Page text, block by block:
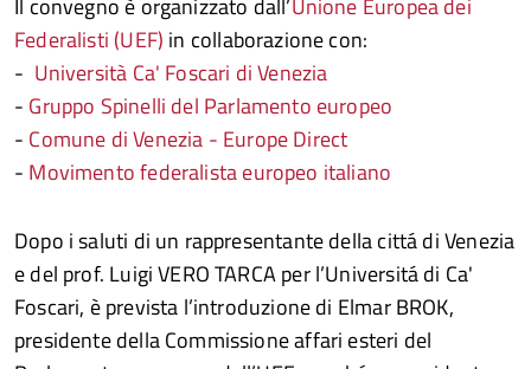
Il convegno è organizzato dall’Unione Europea dei
Federalisti (UEF) in collaborazione con:
- Università Ca' Foscari di Venezia
- Gruppo Spinelli del Parlamento europeo
- Comune di Venezia - Europe Direct
- Movimento federalista europeo italiano
Dopo i saluti di un rappresentante della cittá di Venezia
e del prof. Luigi VERO TARCA per l’Universitá di Ca'
Foscari, è prevista l’introduzione di Elmar BROK,
presidente della Commissione affari esteri del